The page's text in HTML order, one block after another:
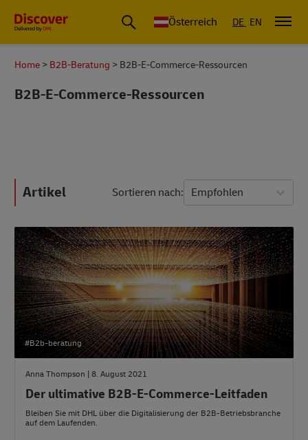
Österreich DE EN
Home B2B-Beratung B2B-E-Commerce-Ressourcen
B2B-E-Commerce-Ressourcen
Artikel Sortieren nach Empfohlen
#B2b-beratung
Anna Thompson | 8. August 2021
Der ultimative B2B-E-Commerce-Leitfaden
Bleiben Sie mit DHL über die Digitalisierung der B2B-Betriebsbranche
auf dem Laufenden.